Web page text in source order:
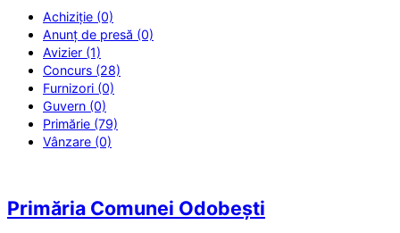
Achiziție (0)
Anunț de presă (0)
Avizier (1)
Concurs (28)
Furnizori (0)
Guvern (0)
Primărie (79)
Vânzare (0)
Primăria Comunei Odobești